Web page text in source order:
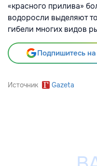
«красного прилива»
водоросли выделяют
гибели многих видов
Подпишитесь
Источник Gazeta